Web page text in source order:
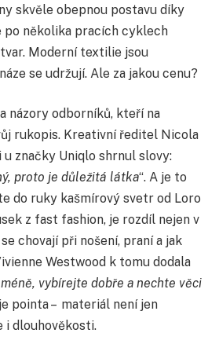
skvěle obepnou postavu díky
po několika pracích cyklech
Moderní textilie jsou
se udržují. Ale za jakou cenu?
názory odborníků, kteří na
rukopis. Kreativní ředitel Nicola
značky Uniqlo shrnul slovy:
proto je důležitá látka“. A je to
do ruky kašmírový svetr od Loro
z fast fashion, je rozdíl nejen v
chovají při nošení, praní a jak
Westwood k tomu dodala
vybírejte dobře a nechte věci
pointa – materiál není jen
i dlouhověkosti.